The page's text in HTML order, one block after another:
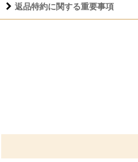
返品特約に関する重要事項